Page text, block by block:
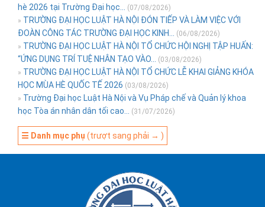
hè 2026 tại Trường Đại học...
(07/08/2026)
» TRƯỜNG ĐẠI HỌC LUẬT HÀ NỘI ĐÓN TIẾP VÀ LÀM VIỆC VỚI
ĐOÀN CÔNG TÁC TRƯỜNG ĐẠI HỌC KINH...
(06/08/2026)
» TRƯỜNG ĐẠI HỌC LUẬT HÀ NỘI TỔ CHỨC HỘI NGHỊ TẬP HUẤN:
“ỨNG DỤNG TRÍ TUỆ NHÂN TẠO VÀO...
(03/08/2026)
» TRƯỜNG ĐẠI HỌC LUẬT HÀ NỘI TỔ CHỨC LỄ KHAI GIẢNG KHÓA
HỌC MÙA HÈ QUỐC TẾ 2026 (03/08/2026)
» Trường Đại học Luật Hà Nội và Vụ Pháp chế và Quản lý khoa
học Tòa án nhân dân tối cao...
(31/07/2026)
☰ Danh mục phụ (trượt sang phải → )